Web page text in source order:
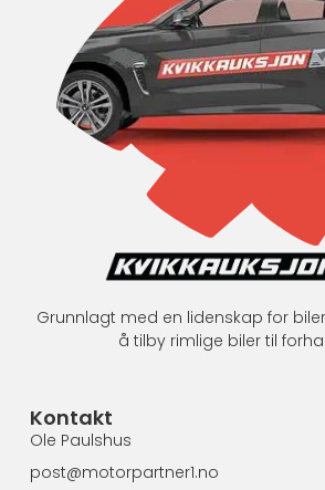
Grunnlagt med en lidenskap for
å tilby rimlige biler til
Kontakt
Ole Paulshus
post@motorpartner1.no